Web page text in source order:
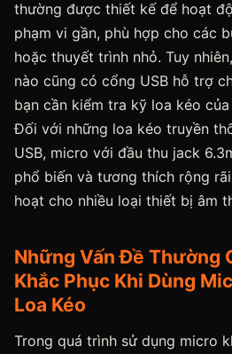
thường được thiết kế để hoạt
phạm vi gần, phù hợp cho các
hoặc thuyết trình nhỏ. Tuy
nào cũng có cổng USB hỗ trợ
bạn cần kiểm tra kỹ loa kéo
Đối với những loa kéo truyền
USB, micro với đầu thu jack
phổ biến và tương thích rộng
hoạt cho nhiều loại thiết bị âm
Những Vấn Đề Thường
Khắc Phục Khi Dùng
Loa Kéo
Trong quá trình sử dụng micro